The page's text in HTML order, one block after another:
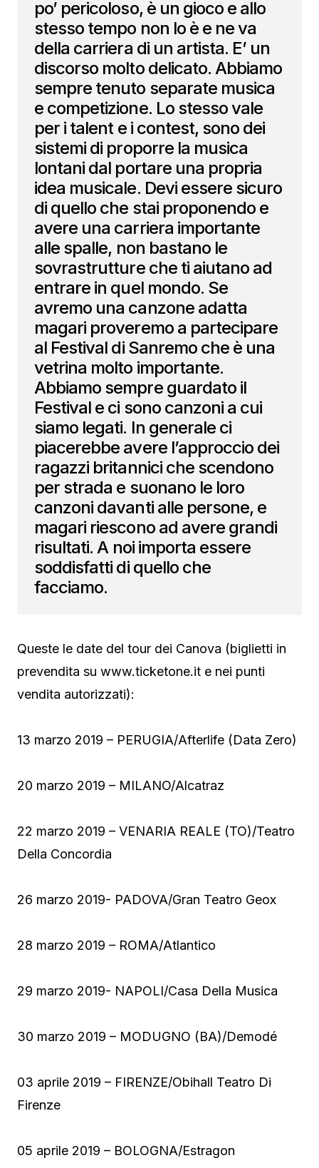
po’ pericoloso, è un gioco e allo
stesso tempo non lo è e ne va
della carriera di un artista. E’ un
discorso molto delicato. Abbiamo
sempre tenuto separate musica
e competizione. Lo stesso vale
per i talent e i contest, sono dei
sistemi di proporre la musica
lontani dal portare una propria
idea musicale. Devi essere sicuro
di quello che stai proponendo e
avere una carriera importante
alle spalle, non bastano le
sovrastrutture che ti aiutano ad
entrare in quel mondo. Se
avremo una canzone adatta
magari proveremo a partecipare
al Festival di Sanremo che è una
vetrina molto importante.
Abbiamo sempre guardato il
Festival e ci sono canzoni a cui
siamo legati. In generale ci
piacerebbe avere l’approccio dei
ragazzi britannici che scendono
per strada e suonano le loro
canzoni davanti alle persone, e
magari riescono ad avere grandi
risultati. A noi importa essere
soddisfatti di quello che
facciamo.
Queste le date del tour dei Canova (biglietti in
prevendita su www.ticketone.it e nei punti
vendita autorizzati):
13 marzo 2019 – PERUGIA/Afterlife (Data Zero)
20 marzo 2019 – MILANO/Alcatraz
22 marzo 2019 – VENARIA REALE (TO)/Teatro
Della Concordia
26 marzo 2019- PADOVA/Gran Teatro Geox
28 marzo 2019 – ROMA/Atlantico
29 marzo 2019- NAPOLI/Casa Della Musica
30 marzo 2019 – MODUGNO (BA)/Demodé
03 aprile 2019 – FIRENZE/Obihall Teatro Di
Firenze
05 aprile 2019 – BOLOGNA/Estragon